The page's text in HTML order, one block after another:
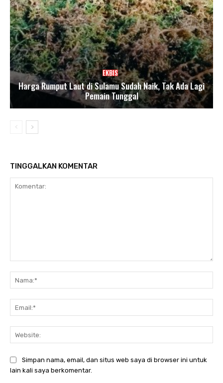
EKBIS
Harga Rumput Laut di Sulamu Sudah Naik, Tak Ada Lagi
Pemain Tunggal
TINGGALKAN KOMENTAR
Simpan nama, email, dan situs web saya di browser ini untuk
lain kali saya berkomentar.